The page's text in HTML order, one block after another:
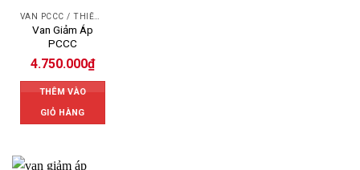
Van Giảm Áp
PCCC
4.750.000₫
THÊM VÀO
GIỎ HÀNG